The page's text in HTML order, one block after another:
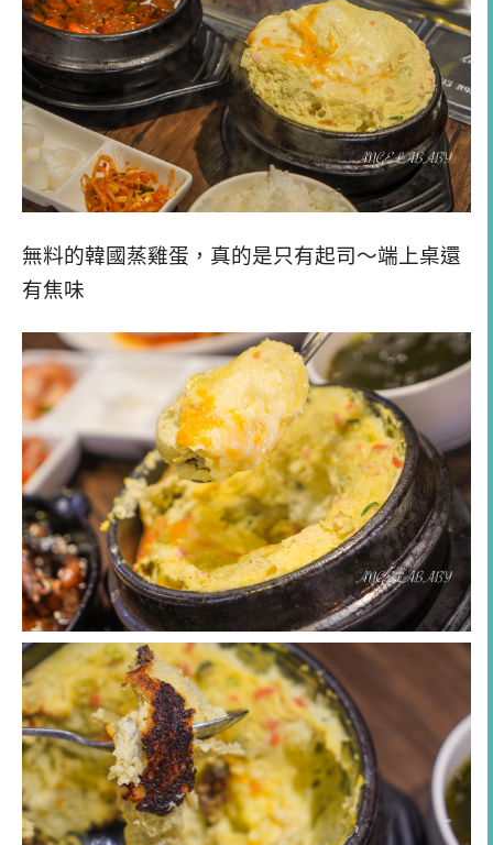
無料的韓國蒸雞蛋，真的是只有起司～端上桌還
有焦味